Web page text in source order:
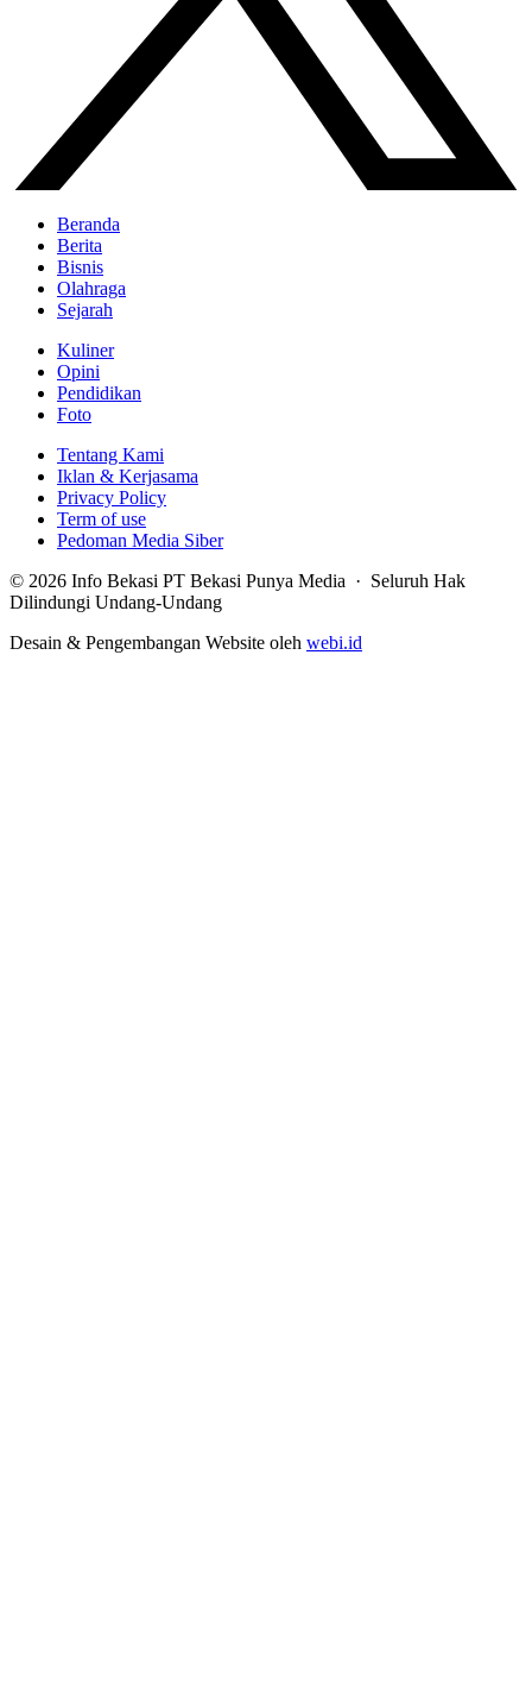
Beranda
Berita
Bisnis
Olahraga
Sejarah
Kuliner
Opini
Pendidikan
Foto
Tentang Kami
Iklan & Kerjasama
Privacy Policy
Term of use
Pedoman Media Siber
© 2026 Info Bekasi PT Bekasi Punya Media · Seluruh Hak
Dilindungi Undang-Undang
Desain & Pengembangan Website oleh webi.id